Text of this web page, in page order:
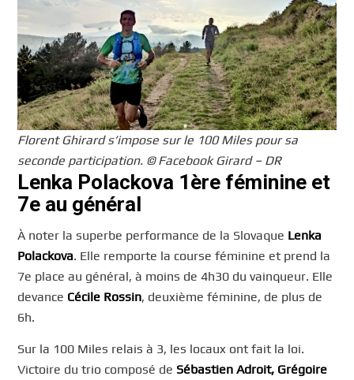
Florent Ghirard s’impose sur le 100 Miles pour sa
seconde participation. © Facebook Girard – DR
Lenka Polackova 1ère féminine et
7e au général
À noter la superbe performance de la Slovaque Lenka
Polackova. Elle remporte la course féminine et prend la
7e place au général, à moins de 4h30 du vainqueur. Elle
devance Cécile Rossin, deuxième féminine, de plus de
6h.
Sur la 100 Miles relais à 3, les locaux ont fait la loi.
Victoire du trio composé de Sébastien Adroit, Grégoire